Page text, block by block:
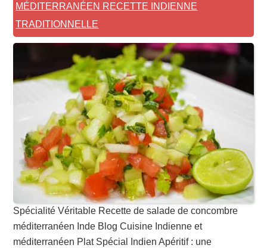
MÉDITERRANÉEN RECETTE INDIENNE
TRADITIONNELLE
Spécialité Véritable Recette de salade de concombre
méditerranéen Inde Blog Cuisine Indienne et
méditerranéen Plat Spécial Indien Apéritif : une